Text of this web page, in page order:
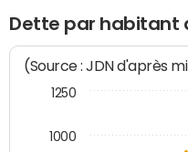
Dette par habitant
(Source : JDN d'après
1000
1250